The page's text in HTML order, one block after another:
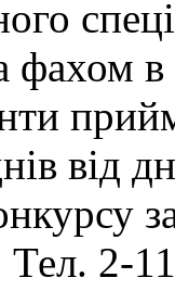
фахом
від
2-